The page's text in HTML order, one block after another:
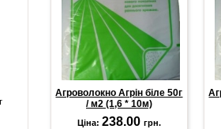
Агроволокно Агрін біле 50г
/ м2 (1,6 * 10м)
Ціна: 238.00 грн.